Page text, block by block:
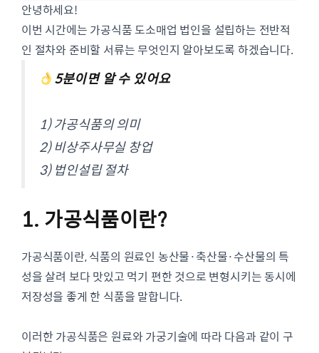
안녕하세요!
이번 시간에는 가공식품 도소매업 법인을 설립하는 전반적
인 절차와 준비할 서류는 무엇인지 알아보도록 하겠습니다.
5분이면 알 수 있어요
1) 가공식품의 의미
2) 비상주사무실 창업
3) 법인설립 절차
1. 가공식품이란?
가공식품이란, 식품의 원료인 농산물·축산물·수산물의 특
성을 살려 보다 맛있고 먹기 편한 것으로 변형시키는 동시에
저장성을 좋게 한 식품을 말합니다.
이러한 가공식품은 원료와 가궁기술에 따라 다음과 같이 구